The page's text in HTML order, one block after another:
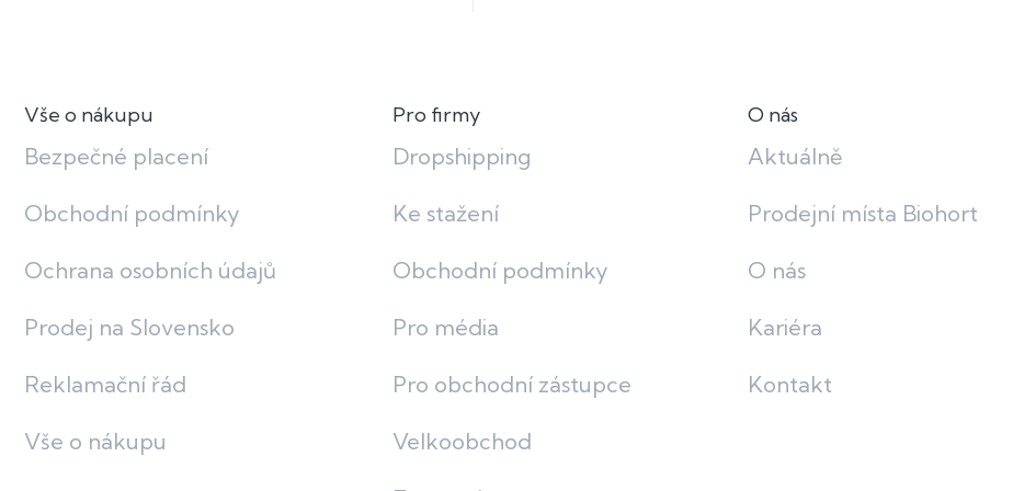
s
Vše o nákupu
Bezpečné placení
Obchodní podmínky
Ochrana osobních údajů
Prodej na Slovensko
Reklamační řád
Vše o nákupu
Pro firmy
Dropshipping
Ke stažení
Obchodní podmínky
Pro média
Pro obchodní zástupce
Velkoobchod
O nás
Aktuálně
Prodejní místa Biohort
O nás
Kariéra
Kontakt